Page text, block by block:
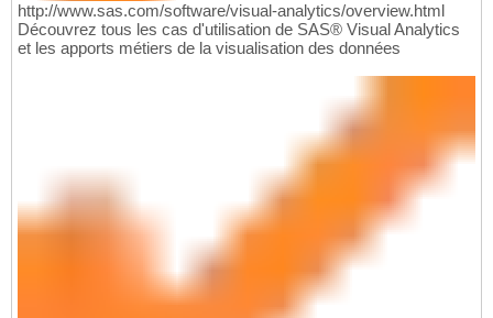
http://www.sas.com/software/visual-analytics/overview.html
Découvrez tous les cas d'utilisation de SAS® Visual Analytics
et les apports métiers de la visualisation des données